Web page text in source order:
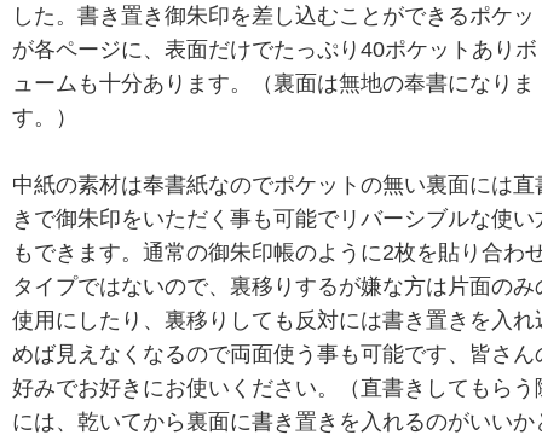
した。書き置き御朱印を差し込むことができるポケッ
が各ページに、表面だけでたっぷり40ポケットありボ
ュームも十分あります。（裏面は無地の奉書になりま
す。）
中紙の素材は奉書紙なのでポケットの無い裏面には直
きで御朱印をいただく事も可能でリバーシブルな使い
もできます。通常の御朱印帳のように2枚を貼り合わ
タイプではないので、裏移りするが嫌な方は片面のみ
使用にしたり、裏移りしても反対には書き置きを入れ
めば見えなくなるので両面使う事も可能です、皆さん
好みでお好きにお使いください。（直書きしてもらう
には、乾いてから裏面に書き置きを入れるのがいいか